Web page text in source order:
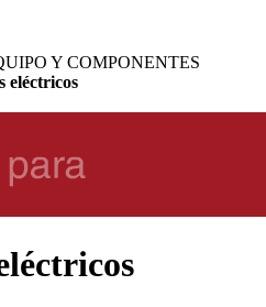
Y COMPONENTES
eléctricos